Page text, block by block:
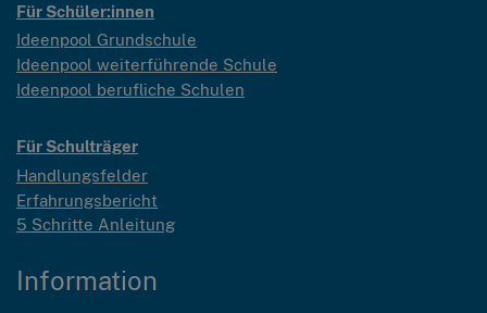
Für Schüler:innen
Ideenpool Grundschule
Ideenpool weiterführende Schule
Ideenpool berufliche Schulen
Für Schulträger
Handlungsfelder
Erfahrungsbericht
5 Schritte Anleitung
Information